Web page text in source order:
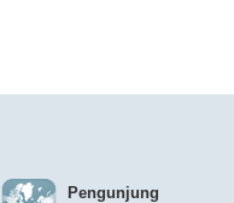
Pengunjung